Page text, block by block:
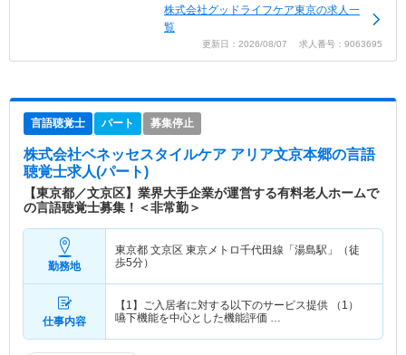
株式会社グッドライフケア東京の求人一
覧
更新日：2026/08/07 求人番号：9063695
言語聴覚士 パート 募集停止
株式会社ベネッセスタイルケア アリア文京本郷の言語
聴覚士求人(パート)
【東京都／文京区】業界大手企業が運営する有料老人ホームで
の言語聴覚士募集！＜非常勤＞
勤務地
東京都 文京区 東京メトロ千代田線「湯島駅」（徒
歩5分）
仕事内容
【1】ご入居者に対する以下のサービス提供 （1）
嚥下機能を中心とした機能評価 …